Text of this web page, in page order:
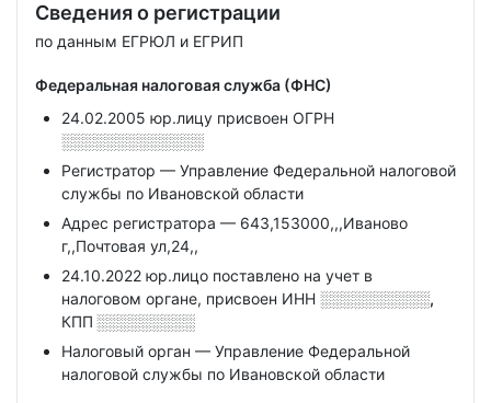
Сведения о регистрации
по данным ЕГРЮЛ и ЕГРИП
Федеральная налоговая служба (ФНС)
24.02.2005 юр.лицу присвоен ОГРН
░░░░░░░░░░░░░
Регистратор — Управление Федеральной налоговой
службы по Ивановской области
Адрес регистратора — 643,153000,,,Иваново
г,,Почтовая ул,24,,
24.10.2022 юр.лицо поставлено на учет в
налоговом органе, присвоен ИНН ░░░░░░░░░░,
КПП ░░░░░░░░░
Налоговый орган — Управление Федеральной
налоговой службы по Ивановской области